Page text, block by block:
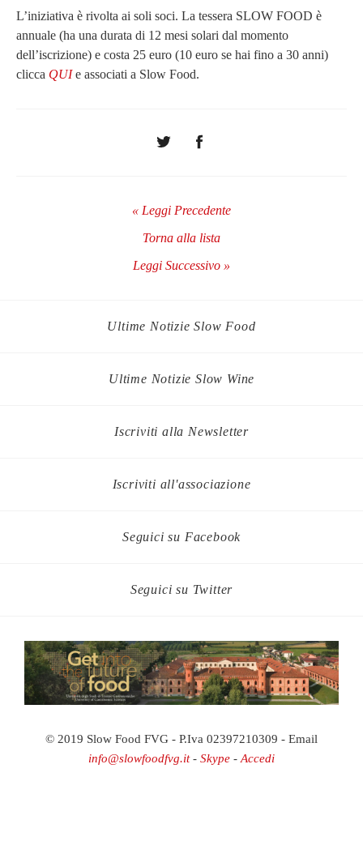
L’iniziativa è rivolta ai soli soci. La tessera SLOW FOOD è
annuale (ha una durata di 12 mesi solari dal momento
dell’iscrizione) e costa 25 euro (10 euro se hai fino a 30 anni)
clicca QUIe associati a Slow Food.
« Leggi Precedente
Torna alla lista
Leggi Successivo »
Ultime Notizie Slow Food
Ultime Notizie Slow Wine
Iscriviti alla Newsletter
Iscriviti all'associazione
Seguici su Facebook
Seguici su Twitter
© 2019 Slow Food FVG - P.Iva 02397210309 - Email
info@slowfoodfvg.it- Skype -Accedi